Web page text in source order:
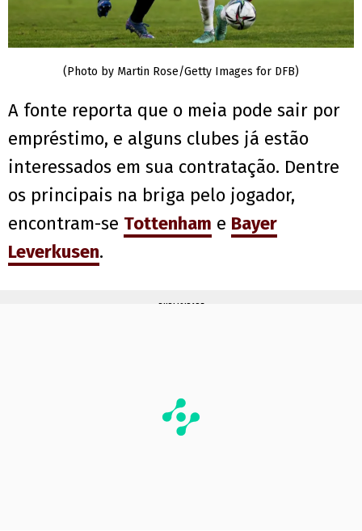
(Photo by Martin Rose/Getty Images for DFB)
A fonte reporta que o meia pode sair por
empréstimo, e alguns clubes já estão
interessados em sua contratação. Dentre
os principais na briga pelo jogador,
encontram-se Tottenham e Bayer
Leverkusen.
PUBLICIDADE